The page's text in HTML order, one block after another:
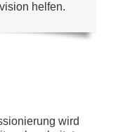
helfen.
wird